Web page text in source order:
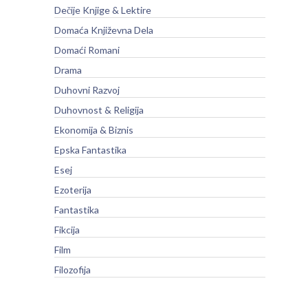
Dečije Knjige & Lektire
Domaća Književna Dela
Domaći Romani
Drama
Duhovni Razvoj
Duhovnost & Religija
Ekonomija & Biznis
Epska Fantastika
Esej
Ezoterija
Fantastika
Fikcija
Film
Filozofija